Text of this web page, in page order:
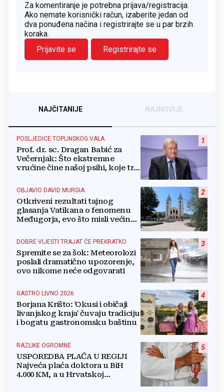
Za komentiranje je potrebna prijava/registracija.
Ako nemate korisnički račun, izaberite jedan od
dva ponuđena načina i registrirajte se u par brzih
koraka.
Prijavite se
Registrirajte se
NAJČITANIJE NAJNOVIJE
1
POSLJEDICE TOPLINSKOG VALA
Prof. dr. sc. Dragan Babić za
Večernjak: Što ekstremne
vrućine čine našoj psihi, koje tri
boriti...
2
OBJAVIO DAVID MURGIA
Otkriveni rezultati tajnog
glasanja Vatikana o fenomenu
Međugorja, evo što misli većina
3
DOBRE VIJESTI TRAJAT ĆE PREKRATKO
Spremite se za šok: Meteorolozi
poslali dramatično upozorenje,
ovo nikome neće odgovarati
4
GASTRO LIVNO 2026
Borjana Krišto: 'Okusi i običaji
livanjskog kraja' čuvaju tradiciju
i bogatu gastronomsku baštinu
5
RAZLIKE OGROMNE
USPOREDBA PLAĆA U REGIJI
Najveća plaća doktora u BiH
4.000 KM, a u Hrvatskoj